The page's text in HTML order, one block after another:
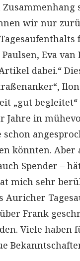
wir nur
Eva van
dabei.“
„gut
Jahre in
könnten. Aber
Spender –
mich sehr
Auricher
Frank
Viele haben